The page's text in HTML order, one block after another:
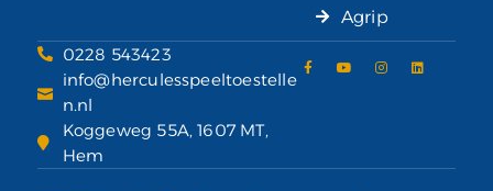
Agrip
0228 543423
info@herculesspeeltoestelle
n.nl
Koggeweg 55A, 1607 MT,
Hem